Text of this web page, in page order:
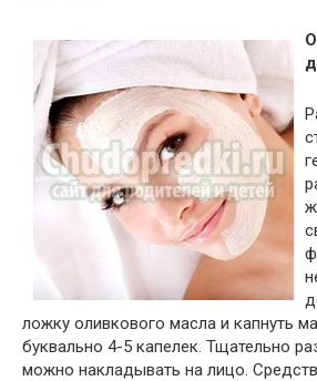
ложку оливкового масла и капнуть
буквально 4-5 капелек. Тщательно
можно накладывать на лицо.